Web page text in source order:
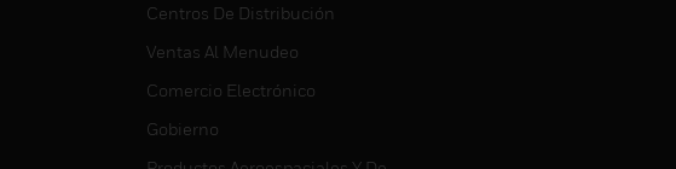
Centros De Distribución
Ventas Al Menudeo
Comercio Electrónico
Gobierno